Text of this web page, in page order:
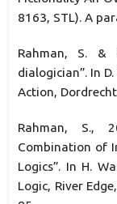
8163, STL). A
Rahman, S.
dialogician”. In
Action,
Rahman, S.,
Combination of
Logics”. In H.
Logic, River